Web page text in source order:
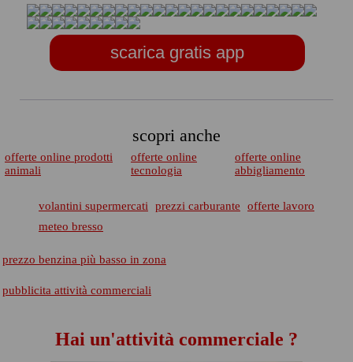
scarica gratis app
scopri anche
offerte online prodotti
animali
offerte online
tecnologia
offerte online
abbigliamento
volantini supermercati prezzi carburante
offerte lavoro
meteo bresso
prezzo benzina più basso in zona
pubblicita attività commerciali
Hai un'attività commerciale ?